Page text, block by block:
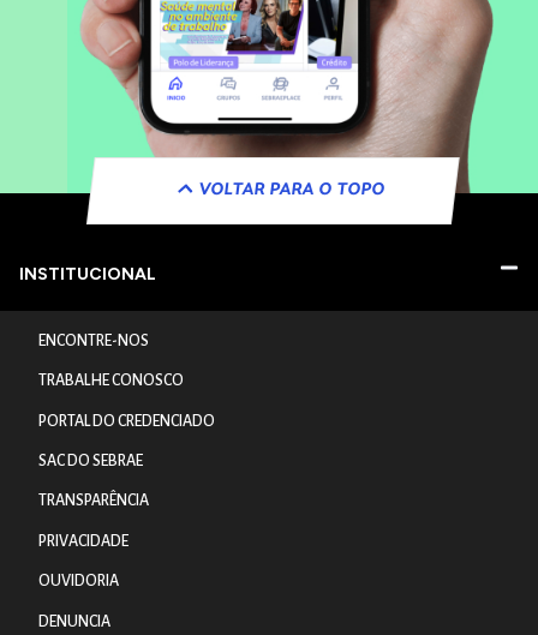
VOLTAR PARA O TOPO
INSTITUCIONAL
ENCONTRE-NOS
TRABALHE CONOSCO
PORTAL DO CREDENCIADO
SAC DO SEBRAE
TRANSPARÊNCIA
PRIVACIDADE
OUVIDORIA
DENUNCIA